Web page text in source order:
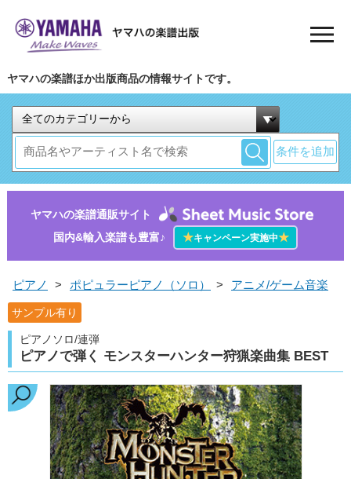
ヤマハの楽譜ほか出版商品の情報サイトです。
条件を追加
ヤマハの楽譜通販サイト
国内&輸入楽譜も豊富♪
★キャンペーン実施中★
ピアノ > ポピュラーピアノ（ソロ） > アニメ/ゲーム音楽
サンプル有り
ピアノソロ/連弾
ピアノで弾く モンスターハンター狩猟楽曲集 BEST